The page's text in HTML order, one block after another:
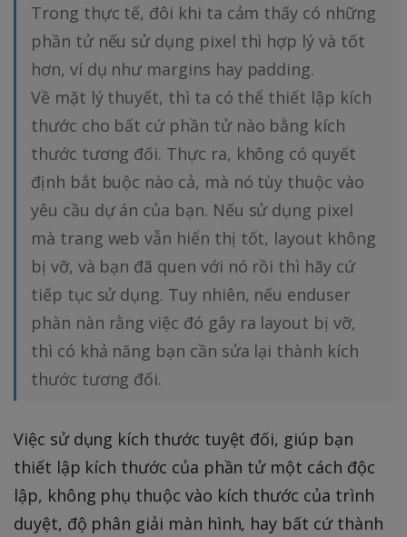
Trong thực tế, đôi khi ta cảm thấy có những
phần tử nếu sử dụng pixel thì hợp lý và tốt
hơn, ví dụ như margins hay padding.
Về mặt lý thuyết, thì ta có thể thiết lập kích
thước cho bất cứ phần tử nào bằng kích
thước tương đối. Thực ra, không có quyết
định bắt buộc nào cả, mà nó tùy thuộc vào
yêu cầu dự án của bạn. Nếu sử dụng pixel
mà trang web vẫn hiển thị tốt, layout không
bị vỡ, và bạn đã quen với nó rồi thì hãy cứ
tiếp tục sử dụng. Tuy nhiên, nếu enduser
phàn nàn rằng việc đó gây ra layout bị vỡ,
thì có khả năng bạn cần sửa lại thành kích
thước tương đối.
Việc sử dụng kích thước tuyệt đối, giúp bạn
thiết lập kích thước của phần tử một cách độc
lập, không phụ thuộc vào kích thước của trình
duyệt, độ phân giải màn hình, hay bất cứ thành